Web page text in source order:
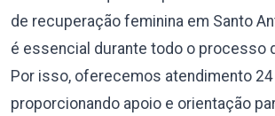
de recuperação feminina em Santo
é essencial durante todo o processo
Por isso, oferecemos atendimento 24
proporcionando apoio e orientação